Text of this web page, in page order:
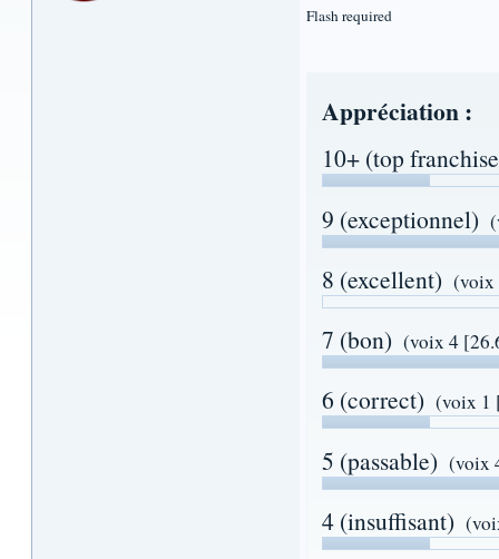
Flash required
Appréciation :
10+ (top
9 (exceptionnel)
8 (excellent) (voix
7 (bon) (voix 4
6 (correct) (voix 1
5 (passable) (voix
4 (insuffisant)